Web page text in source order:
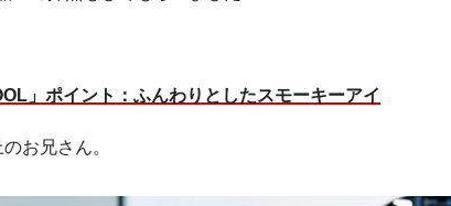
」ポイント：ふんわりとしたスモーキーアイ
お兄さん。